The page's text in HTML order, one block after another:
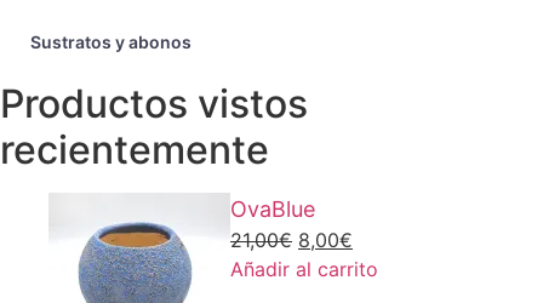
Sustratos y abonos
Productos vistos
recientemente
OvaBlue
21,00€ El
precio
8,00€
precio
Añadir al carrito